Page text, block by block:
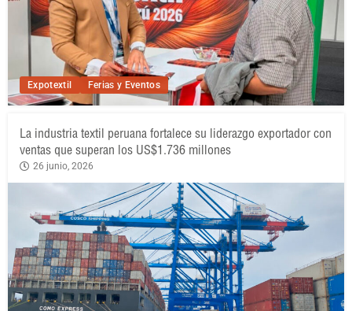
Expotextil Ferias y Eventos
La industria textil peruana fortalece su liderazgo exportador con
ventas que superan los US$1.736 millones
26 junio, 2026